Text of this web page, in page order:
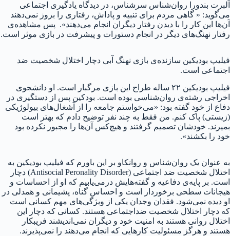
آلبرت بندورا روان‌شناس سرشناس، در دیدگاه یادگیری اجتماعی
می‌گوید: « گاهی مردم برای تنبیه و پاداش، رفتاری را بروز نمی‌دهند
آن‌ها این کار را با دیدن رفتار دیگران انجام می‌دهند». پس مشاهده‌ی
رفتار نهنگ‌های دیگر در انجام دستورات و پیشرفت در بازی موثر است.
فیلیپ بودیکین سازنده‌ی بازی نهنگ آبی دچار اختلال شخصیت ضد
اجتماعی است.
فیلیپ بودیکین ۲۲ ساله طراح این بازی مرگبار است. او دانشجوی
اخراجی رشته‌ی روان‌شناسی بوده است. بودکین پس از دستگیری در
دفاع از خود گفته بود: «می‌خواستم جامعه را از آشغال‌های بیولوژیکی
(زیستی) پاک کنم. من فقط به چند نفر توضیح دادم که بهتر است
بمیرند. خودشان تصمیم گرفتند و هیچ‌کس آن‌ها را مجبور نکرده بود
خود را بکشند».
به عنوان یک روان‌شناس و روانکاو بر این باورم که فیلیپ بودیکین به
اختلال شخصیت ضد اجتماعی (Antisocial Peronality Disorder) دچار
است. بر پایه‌ی دفاعیه و گفته‌هایش درمی‌یابیم که او از احساسات و
هیجانات سطحی برخوردار است و احساس گناه، پشیمانی و همدلی در
او دیده نمی‌شود. فقدان وجدان یکی از ویژگی‌های مهم کسانی است
که دچار اختلال شخصیت ضداجتماعی هستند. کسانی که دچار این
اختلال روانی هستند به امنیت خود و دیگران نمی‌اندیشند فریبکار
هستند و هرگز مسئولیت کارهایی که انجام می‌دهند را نمی‌پذیرند.